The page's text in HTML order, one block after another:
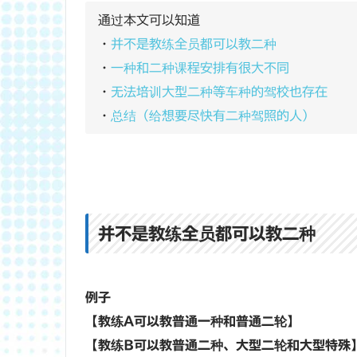
通过本文可以知道
・ 并不是教练全员都可以教二种
・ 一种和二种课程安排有很大不同
・ 无法培训大型二种等车种的驾校也存在
・ 总结（给想要尽快有二种驾照的人）
并不是教练全员都可以教二种
例子
【教练A可以教普通一种和普通二轮】
【教练B可以教普通二种、大型二轮和大型特殊